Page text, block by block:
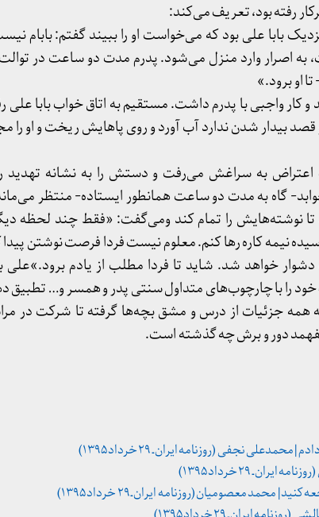
رفته بود، تعریف می‌کند:
بابا علی بود که می‌خواست او را ببیند گفتم: بابام
به اصرار وارد منزل می‌شود. پدرم مدت دو ساعت در
او برود.»
و کار واجبی با پدرم داشت. مستقیم به اتاق خواب بابا
بیدار شدن ندارد آب آورد و روی پاهایش ریخت و او را
به سراغش می‌رفت و دستش را به نشانه تهدید
گاه به مدت دو ساعت همانطور ایستاده- منتظر می‌ماند
را تمام کند ومی‌گفت: «فقط چند لحظه
نیمه کاره رها کنم. معلوم نیست فردا فرصت نوشتن پیدا
خواهد شد. شاید تا فردا مطلب از یادم برود.»علی
خود را با چارچوب‌های متداول سنتی پدر و همسر و… تطبیق
به همه جزئیات از درس و مشق بچه‌ها گرفته تا شرکت در
دور و برش چه گذشته است.
نجفی (روزنامه ایران ـ ۲۹ خرداد ۱۳۹۵)
ـ ۲۹ خرداد ۱۳۹۵)
معصومیان (روزنامه ایران ـ ۲۹ خرداد ۱۳۹۵)